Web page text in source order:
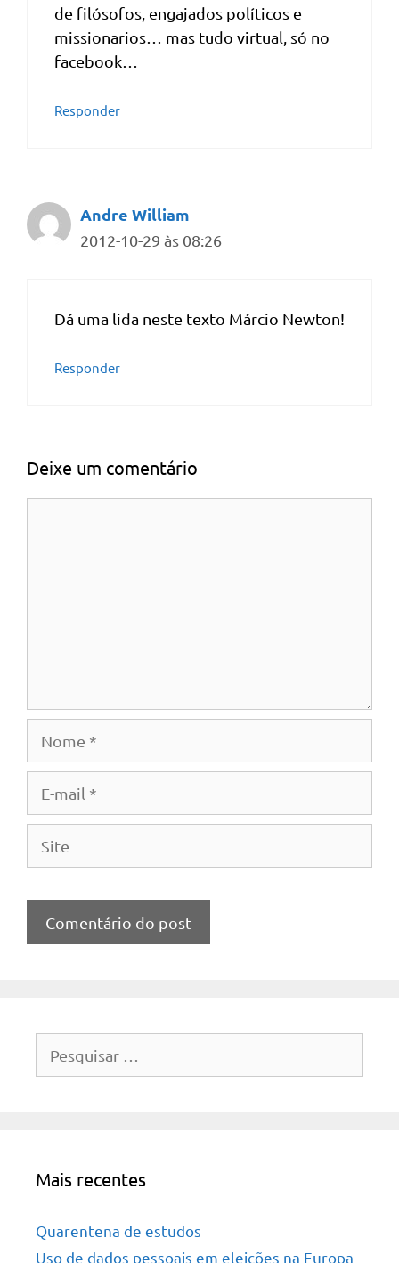
de filósofos, engajados políticos e
missionarios… mas tudo virtual, só no
facebook…
Responder
Andre William
2012-10-29 às 08:26
Dá uma lida neste texto Márcio Newton!
Responder
Deixe um comentário
por:
Mais recentes
Quarentena de estudos
Uso de dados pessoais em eleições na Europa